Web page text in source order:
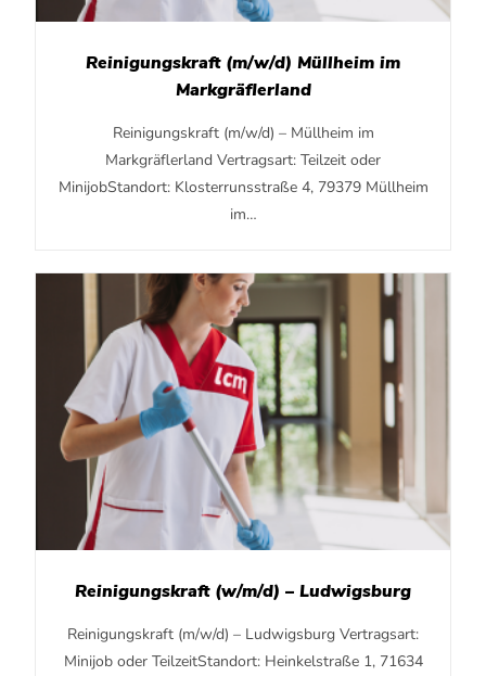
Reinigungskraft (m/w/d) Müllheim im
Markgräflerland
Reinigungskraft (m/w/d) – Müllheim im
Markgräflerland Vertragsart: Teilzeit oder
MinijobStandort: Klosterrunsstraße 4, 79379 Müllheim
im…
Reinigungskraft (w/m/d) – Ludwigsburg
Reinigungskraft (m/w/d) – Ludwigsburg Vertragsart:
Minijob oder TeilzeitStandort: Heinkelstraße 1, 71634